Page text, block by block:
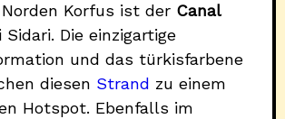
Korfus ist der Canal
Die einzigartige
und das türkisfarbene
diesen Strand zu einem
Hotspot. Ebenfalls im